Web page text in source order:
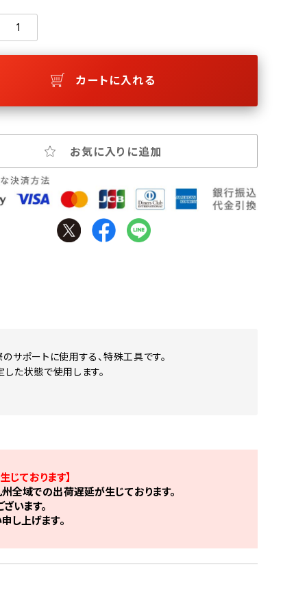
カートに入れる
お気に入りに追加
サポートに使用する、特殊工具です。
た状態で使用します。
ております】
全域での出荷遅延が生じております。
います。
し上げます。